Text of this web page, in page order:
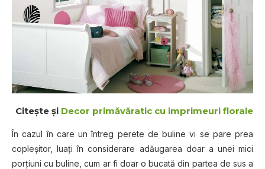
Citeşte şi Decor primăvăratic cu imprimeuri florale
În cazul în care un întreg perete de buline vi se pare prea
copleșitor, luați în considerare adăugarea doar a unei mici
porțiuni cu buline, cum ar fi doar o bucată din partea de sus a